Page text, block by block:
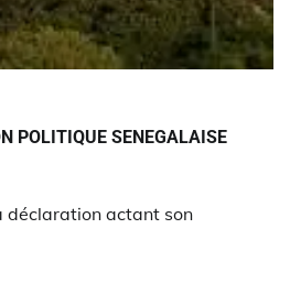
POLITIQUE SENEGALAISE
déclaration actant son